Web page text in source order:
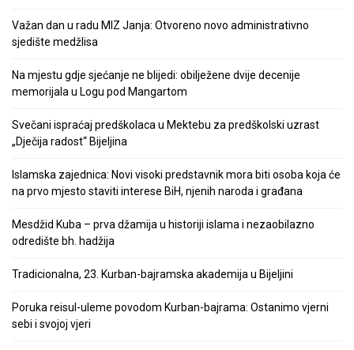
Važan dan u radu MIZ Janja: Otvoreno novo administrativno
sjedište medžlisa
Na mjestu gdje sjećanje ne blijedi: obilježene dvije decenije
memorijala u Logu pod Mangartom
Svečani ispraćaj predškolaca u Mektebu za predškolski uzrast
„Dječija radost“ Bijeljina
Islamska zajednica: Novi visoki predstavnik mora biti osoba koja će
na prvo mjesto staviti interese BiH, njenih naroda i građana
Mesdžid Kuba – prva džamija u historiji islama i nezaobilazno
odredište bh. hadžija
Tradicionalna, 23. Kurban-bajramska akademija u Bijeljini
Poruka reisul-uleme povodom Kurban-bajrama: Ostanimo vjerni
sebi i svojoj vjeri